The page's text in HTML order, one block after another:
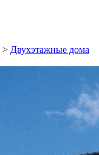
> Двухэтажные дома